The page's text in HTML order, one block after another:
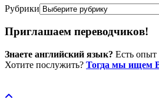
Рубрики
Приглашаем переводчиков!
Знаете английский язык? Есть опыт
Хотите послужить? Тогда мы ищем